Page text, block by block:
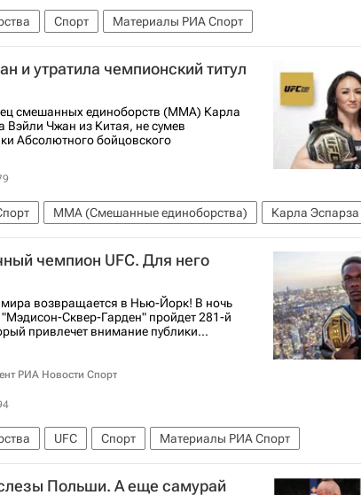
Спорт
Материалы РИА Спорт
ММА (Смешанные единоборства)
UFC
Исраэль Адесанья Карла Эспарза
Дастин Порье
Фрэнки Эдгар
Эрин Блэнчфилд
и утратила чемпионский титул
смешанных единоборств (ММА) Карла
Вэйли Чжан из Китая, не сумев
Абсолютного бойцовского
ММА (Смешанные единоборства)
Карла Эспарза
чемпион UFC. Для него
возвращается в Нью-Йорк! В ночь
Сквер-Гарден" пройдет 281-й
привлечет внимание публики...
РИА Новости Спорт
UFC Спорт
Материалы РИА Спорт
Исраэль Адесанья Карла Эспарза
Дастин Порье
Польши. А еще самурай